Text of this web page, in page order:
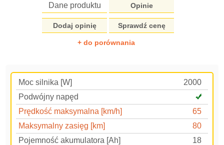
Dane produktu Opinie
Dodaj opinię Sprawdź cenę
+ do porównania
Moc silnika [W]
2000
Podwójny napęd
Prędkość maksymalna [km/h]
65
Maksymalny zasięg [km]
80
Pojemność akumulatora [Ah]
18